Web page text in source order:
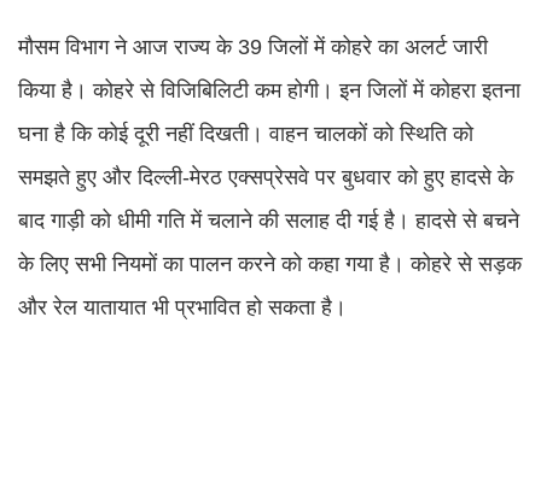
मौसम विभाग ने आज राज्य के 39 जिलों में कोहरे का अलर्ट जारी
किया है। कोहरे से विजिबिलिटी कम होगी। इन जिलों में कोहरा इतना
घना है कि कोई दूरी नहीं दिखती। वाहन चालकों को स्थिति को
समझते हुए और दिल्ली-मेरठ एक्सप्रेसवे पर बुधवार को हुए हादसे के
बाद गाड़ी को धीमी गति में चलाने की सलाह दी गई है। हादसे से बचने
के लिए सभी नियमों का पालन करने को कहा गया है। कोहरे से सड़क
और रेल यातायात भी प्रभावित हो सकता है।